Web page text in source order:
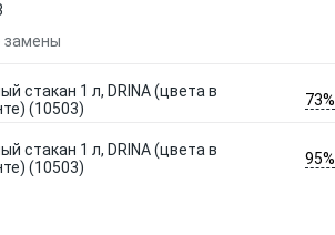
замены
стакан 1 л, DRINA (цвета в
(10503)
73%
стакан 1 л, DRINA (цвета в
(10503)
95%